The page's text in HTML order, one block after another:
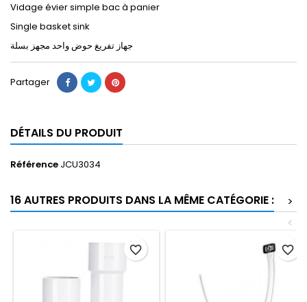
Vidage évier simple bac à panier
Single basket sink
جهاز تفريغ حوض واحد مجهز بسلة
Partager
DÉTAILS DU PRODUIT
Référence JCU3034
16 AUTRES PRODUITS DANS LA MÊME CATÉGORIE :
>
<
favorite_border favorite_border